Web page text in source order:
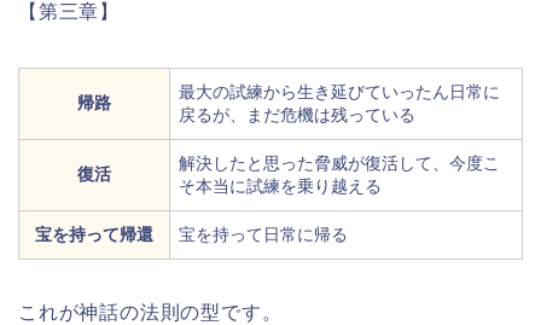
【第三章】
帰路
最大の試練から生き延びていったん日常に
戻るが、まだ危機は残っている
復活
解決したと思った脅威が復活して、今度こ
そ本当に試練を乗り越える
宝を持って帰還 宝を持って日常に帰る
これが神話の法則の型です。